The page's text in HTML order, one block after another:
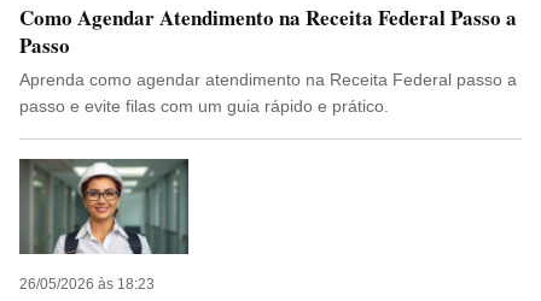
Como Agendar Atendimento na Receita Federal Passo a
Passo
Aprenda como agendar atendimento na Receita Federal passo a
passo e evite filas com um guia rápido e prático.
26/05/2026 às 18:23